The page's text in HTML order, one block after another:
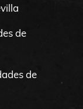
de
de